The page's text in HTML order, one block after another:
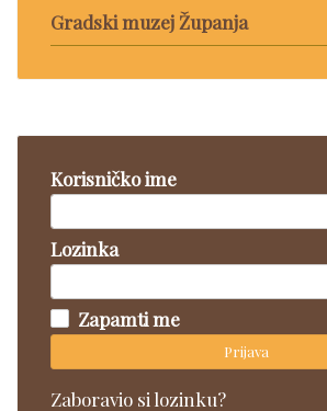
Gradski muzej Županja
Korisničko ime
Lozinka
Zapamti me
Prijava
Zaboravio si lozinku?